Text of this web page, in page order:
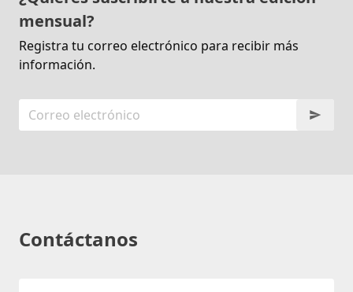
mensual?
Registra tu correo electrónico para recibir más
información.
Contáctanos